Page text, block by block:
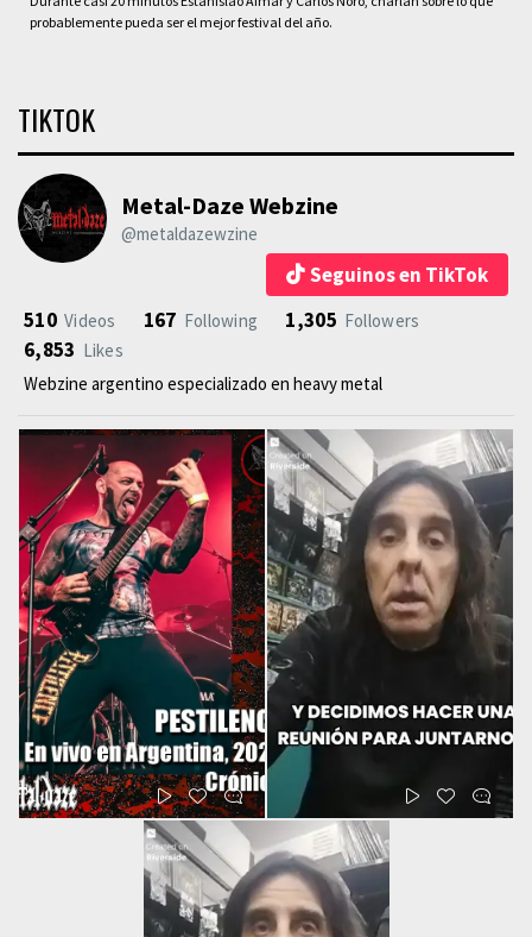
probablemente pueda ser el mejor festival del año.
TIKTOK
Metal-Daze Webzine
@metaldazewzine
Seguinos en TikTok
510 Videos 167 Following 1,305 Followers
6,853 Likes
Webzine argentino especializado en heavy metal